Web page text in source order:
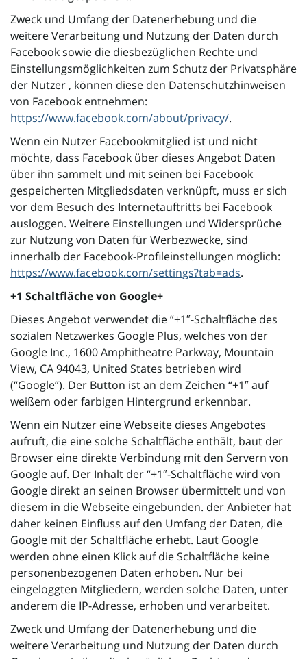
Zweck und Umfang der Datenerhebung und die
weitere Verarbeitung und Nutzung der Daten durch
Facebook sowie die diesbezüglichen Rechte und
Einstellungsmöglichkeiten zum Schutz der Privatsphäre
der Nutzer , können diese den Datenschutzhinweisen
von Facebook entnehmen:
https://www.facebook.com/about/privacy/.
Wenn ein Nutzer Facebookmitglied ist und nicht
möchte, dass Facebook über dieses Angebot Daten
über ihn sammelt und mit seinen bei Facebook
gespeicherten Mitgliedsdaten verknüpft, muss er sich
vor dem Besuch des Internetauftritts bei Facebook
ausloggen. Weitere Einstellungen und Widersprüche
zur Nutzung von Daten für Werbezwecke, sind
innerhalb der Facebook-Profileinstellungen möglich:
https://www.facebook.com/settings?tab=ads.
+1 Schaltfläche von Google+
Dieses Angebot verwendet die “+1″-Schaltfläche des
sozialen Netzwerkes Google Plus, welches von der
Google Inc., 1600 Amphitheatre Parkway, Mountain
View, CA 94043, United States betrieben wird
(“Google”). Der Button ist an dem Zeichen “+1″ auf
weißem oder farbigen Hintergrund erkennbar.
Wenn ein Nutzer eine Webseite dieses Angebotes
aufruft, die eine solche Schaltfläche enthält, baut der
Browser eine direkte Verbindung mit den Servern von
Google auf. Der Inhalt der “+1″-Schaltfläche wird von
Google direkt an seinen Browser übermittelt und von
diesem in die Webseite eingebunden. der Anbieter hat
daher keinen Einfluss auf den Umfang der Daten, die
Google mit der Schaltfläche erhebt. Laut Google
werden ohne einen Klick auf die Schaltfläche keine
personenbezogenen Daten erhoben. Nur bei
eingeloggten Mitgliedern, werden solche Daten, unter
anderem die IP-Adresse, erhoben und verarbeitet.
Zweck und Umfang der Datenerhebung und die
weitere Verarbeitung und Nutzung der Daten durch